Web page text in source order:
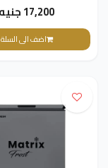
17,200 جنيه
اضف الى السلة